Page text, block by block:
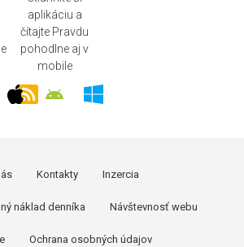
aplikáciu a
čítajte Pravdu
pohodlne aj v
mobile
Kontakty Inzercia
náklad denníka Návštevnosť webu
Ochrana osobných údajov